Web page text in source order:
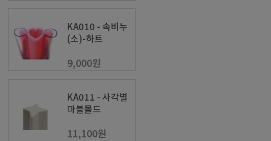
KA010 - 속비누
(소)-하트
9,000원
KA011 - 사각별
마블몰드
11,100원